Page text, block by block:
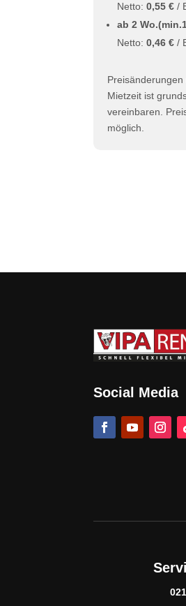
Netto:0,55 € /
ab 2
Netto:0,46 € /
Mietzeit ist
vereinbaren.
möglich.
Social Media